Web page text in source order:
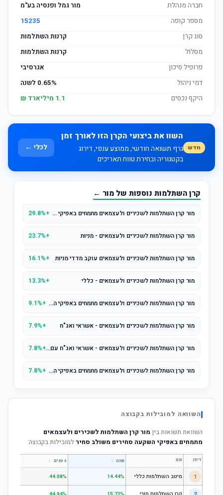
חברה מנהלת
מור גמל ופנסיה בע"מ
מספר קופה
15235
סוג קרן
קרנות השתלמות
מסלול
קרנות השתלמות
פרופיל סיכון
אגרסיבי
דמי ניהול
0.65% לשנה
היקף נכסים
1.1 מיליארד ₪
חדש
השוו את ביצועי הקרן הזו לאורך זמן
גרף תשואה חודשי, ממוצע ענפי, דירוג
בקטגוריה ובחירת טווח תאריכים
לכלי ←
קרן השתלמות נוספות של מור ←
מור קרן השתלמות לשכירים ולעצמאים מתמחים באפיקי השקעה סחירים מניות סחיר +29.8%
מור קרן השתלמות לשכירים ולעצמאים - מניות +23.7%
מור קרן השתלמות לשכירים ולעצמאים עוקב מדדי מניות +16.1%
מור קרן השתלמות לשכירים ולעצמאים - כללי +13.3%
מור קרן השתלמות לשכירים ולעצמאים מתמחים באפיקי השקעה סחירים אג"ח עם מניות (עד 25%) +9.1%
מור קרן השתלמות לשכירים ולעצמאים - אשראי ואג"ח +7.9%
מור קרן השתלמות לשכירים ולעצמאים - אשראי ואג"ח עם מניות (עד 25% מניות)+7.8%
מור קרן השתלמות לשכירים ולעצמאים מתמחים באפיקי השקעה סחירים אג"ח סחיר +7.8%
השוואה למובילות בקבוצה
השוואת תשואות בין מור קרן השתלמות לשכירים ולעצמאים
מתמחים באפיקי השקעה סחירים משולב סחירלמובילות בקבוצה:
דירוג שם שנה ↕ 3 שנים ↕
1 מיטב השתלמות כללי 14.44%
44.08%